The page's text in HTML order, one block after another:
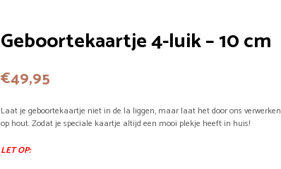
Geboortekaartje 4-luik – 10 cm
€49,95
Laat je geboortekaartje niet in de la liggen, maar laat het door ons verwerken
op hout. Zodat je speciale kaartje altijd een mooi plekje heeft in huis!
LET OP: